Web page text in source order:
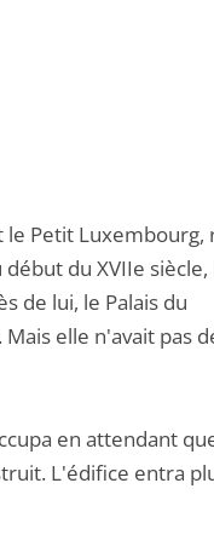
Petit Luxembourg,
du XVIIe
de lui, le Palais du
elle n'avait pas
en attendant
L'édifice entra